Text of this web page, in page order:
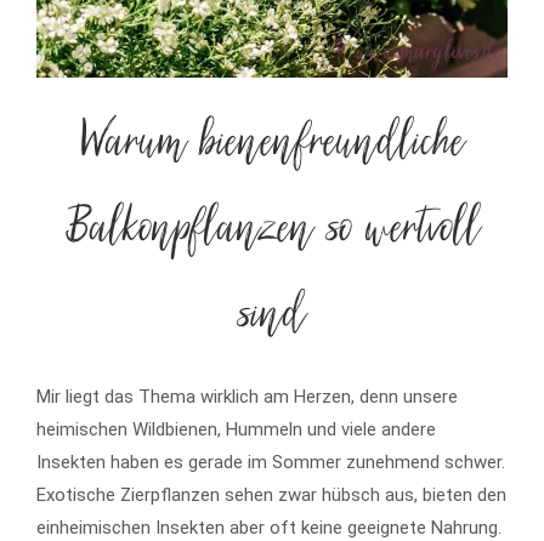
Warum bienenfreundliche
Balkonpflanzen so wertvoll
sind
Mir liegt das Thema wirklich am Herzen, denn unsere
heimischen Wildbienen, Hummeln und viele andere
Insekten haben es gerade im Sommer zunehmend schwer.
Exotische Zierpflanzen sehen zwar hübsch aus, bieten den
einheimischen Insekten aber oft keine geeignete Nahrung.